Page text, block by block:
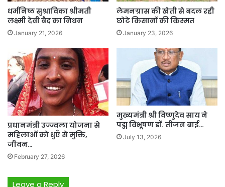
धर्मनिष्ठ सुश्राविका श्रीमती
लक्ष्मी देवी बैद का निधन
January 21, 2026
लेमनग्रास की खेती से बदल रही
छोटे किसानों की किस्मत
January 23, 2026
प्रधानमंत्री उज्ज्वला योजना से
महिलाओं को धुएँ से मुक्ति,
जीवन…
February 27, 2026
मुख्यमंत्री श्री विष्णुदेव साय ने
पद्म विभूषण डॉ. तीजन बाई…
July 13, 2026
Leave a Reply